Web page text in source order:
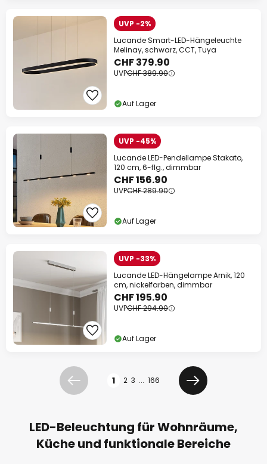
UVP -2%
Lucande Smart-LED-Hängeleuchte
Melinay, schwarz, CCT, Tuya
CHF 379.90
UVPCHF 389.90
Auf Lager
UVP -45%
Lucande LED-Pendellampe Stakato,
120 cm, 6-flg., dimmbar
CHF 156.90
UVPCHF 289.90
Auf Lager
UVP -33%
Lucande LED-Hängelampe Arnik, 120
cm, nickelfarben, dimmbar
CHF 195.90
UVPCHF 294.90
Auf Lager
Zurück 1 2 3 ... 166
Weiter
LED-Beleuchtung für Wohnräume,
Küche und funktionale Bereiche